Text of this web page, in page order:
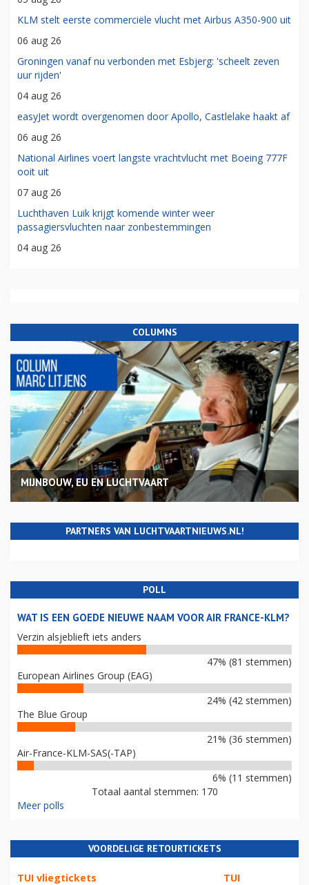
KLM stelt eerste commerciële vlucht met Airbus A350-900 uit
06 aug 26
Groningen vanaf nu verbonden met Esbjerg: 'scheelt zeven
uur rijden'
04 aug 26
easyJet wordt overgenomen door Apollo, Castlelake haakt af
06 aug 26
National Airlines voert langste vrachtvlucht met Boeing 777F
ooit uit
07 aug 26
Luchthaven Luik krijgt komende winter weer
passagiersvluchten naar zonbestemmingen
04 aug 26
COLUMNS
MIJNBOUW, EU EN LUCHTVAART
PARTNERS VAN LUCHTVAARTNIEUWS.NL!
POLL
WAT IS EEN GOEDE NIEUWE NAAM VOOR AIR FRANCE-KLM?
Verzin alsjeblieft iets anders
47% (81 stemmen)
European Airlines Group (EAG)
24% (42 stemmen)
The Blue Group
21% (36 stemmen)
Air-France-KLM-SAS(-TAP)
6% (11 stemmen)
Totaal aantal stemmen: 170
Meer polls
VOORDELIGE RETOURTICKETS
TUI vliegtickets TUI